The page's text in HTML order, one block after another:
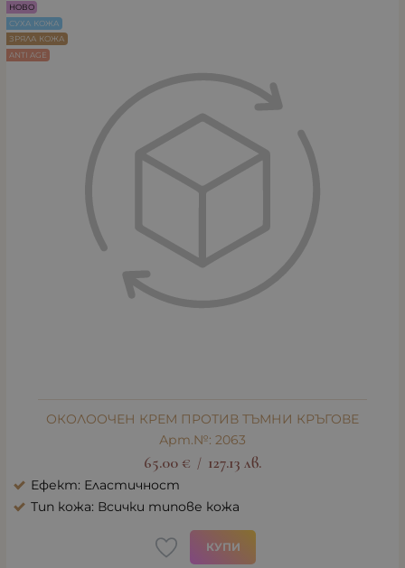
ОКОЛООЧЕН КРЕМ ПРОТИВ ТЪМНИ КРЪГОВЕ
Арт.№: 2063
65.00 € / 127.13 лв.
Ефект: Еластичност
Тип кожа: Всички типове кожа
КУПИ
НОВО
СУХА КОЖА
ЗРЯЛА КОЖА
ANTI AGE